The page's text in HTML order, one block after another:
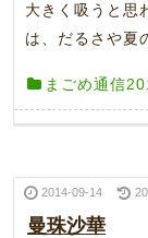
大きく吸うと思
は、だるさや夏
まごめ通信
2014-09-14
曼珠沙華